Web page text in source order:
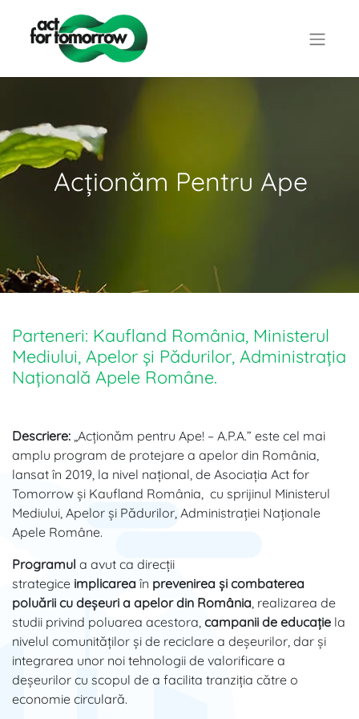
Acționăm Pentru Ape
Parteneri: Kaufland România, Ministerul
Mediului, Apelor și Pădurilor, Administrația
Națională Apele Române.
Descriere: „Acţionăm pentru Ape! – A.P.A.” este cel mai
amplu program de protejare a apelor din România,
lansat în 2019, la nivel național, de Asociația Act for
Tomorrow și Kaufland România, cu sprijinul Ministerul
Mediului, Apelor și Pădurilor, Administraţiei Naționale
Apele Române.
Programul a avut ca direcții
strategice implicarea în prevenirea și combaterea
poluării cu deșeuri a apelor din România , realizarea de
studii privind poluarea acestora, campanii de educaţie la
nivelul comunităților și de reciclare a deşeurilor, dar și
integrarea unor noi tehnologii de valorificare a
deșeurilor cu scopul de a facilita tranziția către o
economie circulară.